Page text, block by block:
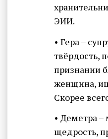
ЭИИ.
• Гера –
твёрдость,
признании
женщина,
Скорее
• Деметра –
щедрость,